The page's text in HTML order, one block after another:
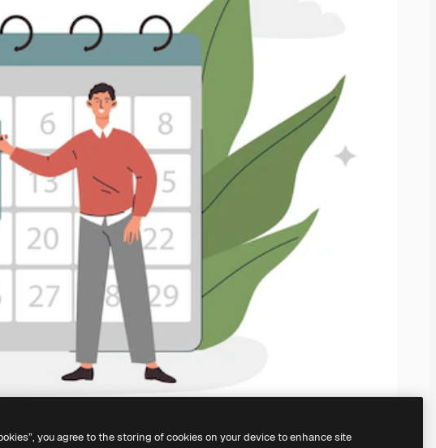
you agree to the storing of cookies on your device to enhance site